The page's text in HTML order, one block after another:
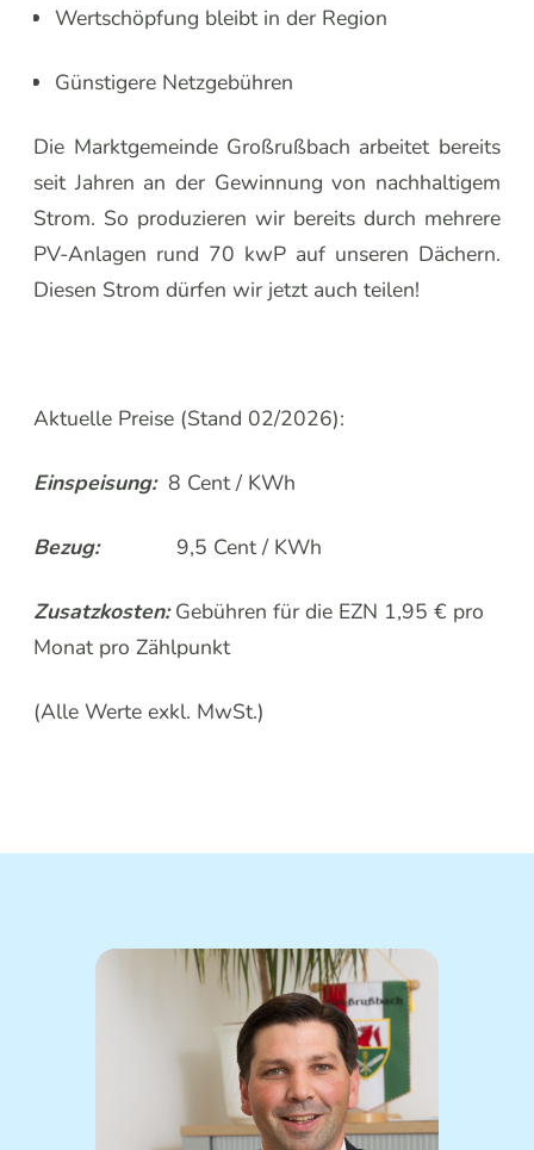
Wertschöpfung bleibt in der Region
Günstigere Netzgebühren
Die Marktgemeinde Großrußbach arbeitet bereits
seit Jahren an der Gewinnung von nachhaltigem
Strom. So produzieren wir bereits durch mehrere
PV-Anlagen rund 70 kwP auf unseren Dächern.
Diesen Strom dürfen wir jetzt auch teilen!
Aktuelle Preise (Stand 02/2026):
Einspeisung:8 Cent / KWh
Bezug:9,5 Cent / KWh
Zusatzkosten:Gebühren für die EZN 1,95 € pro
Monat pro Zählpunkt
(Alle Werte exkl. MwSt.)